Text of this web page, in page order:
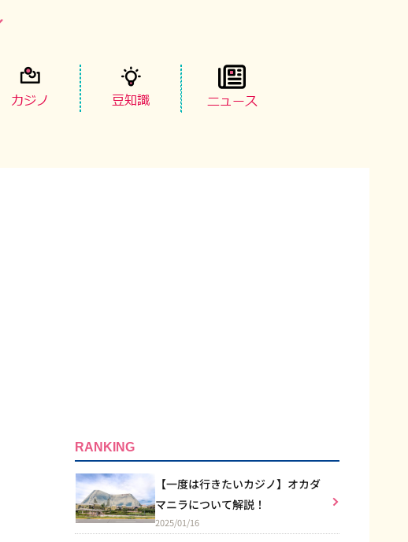
カジノ 豆知識 ニュース
RANKING
【一度は行きたいカジノ】オカダ
マニラについて解説！
2025/01/16